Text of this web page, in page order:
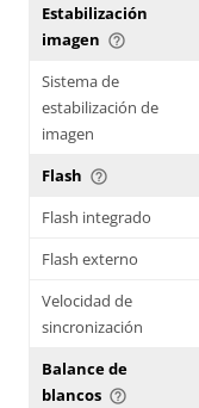
Estabilización
imagen help_outline
Sistema de
estabilización de
imagen
Flash help_outline
Flash integrado
Flash externo
Velocidad de
sincronización
Balance de
blancos help_outline